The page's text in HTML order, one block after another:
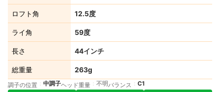
ロフト角 12.5度
ライ角 59度
長さ 44インチ
総重量 263g
調子の位置 中調子ヘッド重量 不明バランス C1